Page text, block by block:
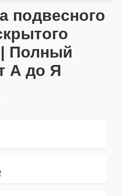
подвесного
Полный
А до Я